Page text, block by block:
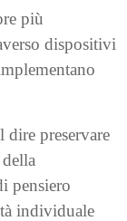
più
dispositivi
preservare
pensiero
individuale